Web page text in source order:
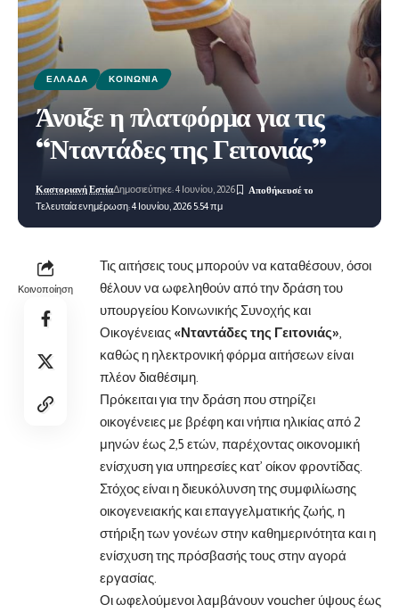
ΕΛΛΆΔΑ ΚΟΙΝΩΝΊΑ
Άνοιξε η πλατφόρμα για τις
“Νταντάδες της Γειτονιάς”
Τελευταία ενημέρωση: 4 Ιουνίου, 2026 5:54 πμ
Καστοριανή ΕστίαΔημοσιεύτηκε: 4 Ιουνίου, 2026
Κοινοποίηση
Τις αιτήσεις τους μπορούν να καταθέσουν, όσοι
θέλουν να ωφεληθούν από την δράση του
υπουργείου Κοινωνικής Συνοχής και
Οικογένειας «Νταντάδες της Γειτονιάς»
καθώς η ηλεκτρονική φόρμα αιτήσεων είναι
πλέον διαθέσιμη.
Πρόκειται για την δράση που στηρίζει
οικογένειες με βρέφη και νήπια ηλικίας από 2
μηνών έως 2,5 ετών, παρέχοντας οικονομική
ενίσχυση για υπηρεσίες κατ’ οίκον φροντίδας.
Στόχος είναι η διευκόλυνση της συμφιλίωσης
οικογενειακής και επαγγελματικής ζωής, η
στήριξη των γονέων στην καθημερινότητα και η
ενίσχυση της πρόσβασής τους στην αγορά
εργασίας.
Οι ωφελούμενοι λαμβάνουν voucher ύψους έως